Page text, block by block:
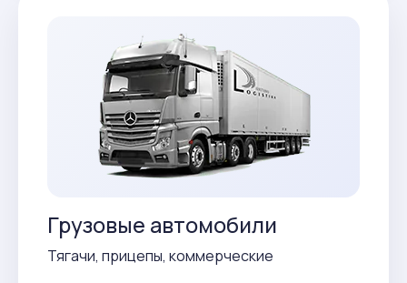
Грузовые автомобили
Тягачи, прицепы, коммерческие